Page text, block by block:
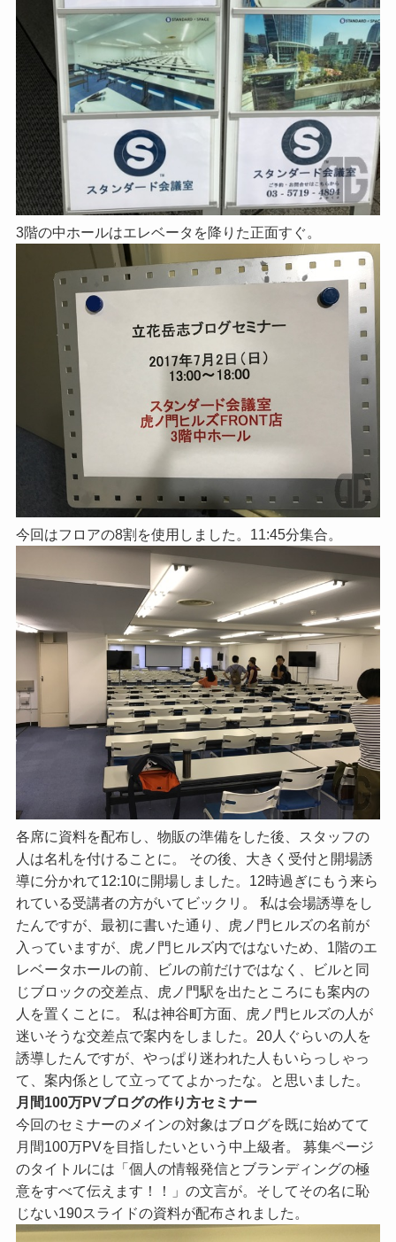
3階の中ホールはエレベータを降りた正面すぐ。
今回はフロアの8割を使用しました。11:45分集合。
各席に資料を配布し、物販の準備をした後、スタッフの
人は名札を付けることに。 その後、大きく受付と開場誘
導に分かれて12:10に開場しました。12時過ぎにもう来ら
れている受講者の方がいてビックリ。 私は会場誘導をし
たんですが、最初に書いた通り、虎ノ門ヒルズの名前が
入っていますが、虎ノ門ヒルズ内ではないため、1階のエ
レベータホールの前、ビルの前だけではなく、ビルと同
じブロックの交差点、虎ノ門駅を出たところにも案内の
人を置くことに。 私は神谷町方面、虎ノ門ヒルズの人が
迷いそうな交差点で案内をしました。20人ぐらいの人を
誘導したんですが、やっぱり迷われた人もいらっしゃっ
て、案内係として立っててよかったな。と思いました。
月間100万PVブログの作り方セミナー
今回のセミナーのメインの対象はブログを既に始めてて
月間100万PVを目指したいという中上級者。 募集ページ
のタイトルには「個人の情報発信とブランディングの極
意をすべて伝えます！！」の文言が。そしてその名に恥
じない190スライドの資料が配布されました。